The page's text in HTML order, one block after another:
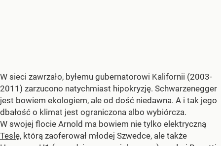
W sieci zawrzało, byłemu gubernatorowi Kalifornii (2003-
2011) zarzucono natychmiast hipokryzję. Schwarzenegger
jest bowiem ekologiem, ale od dość niedawna. A i tak jego
dbałość o klimat jest ograniczona albo wybiórcza.
W swojej flocie Arnold ma bowiem nie tylko elektryczną
Teslę, którą zaoferował młodej Szwedce, ale także